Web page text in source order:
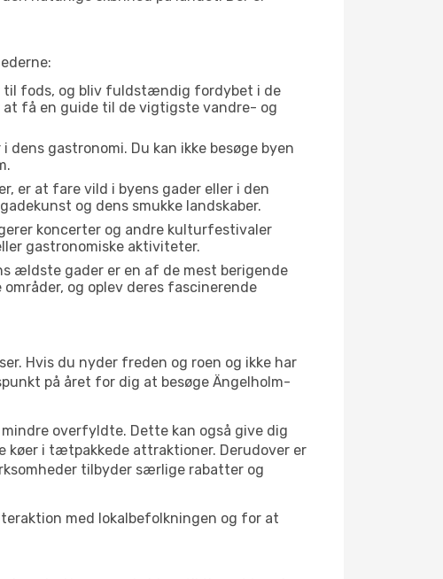
til fods, og bliv fuldstændig fordybet i de
at få en guide til de vigtigste vandre- og
gastronomi. Du kan ikke besøge byen
er at fare vild i byens gader eller i den
og dens smukke landskaber.
koncerter og andre kulturfestivaler
gastronomiske aktiviteter.
ældste gader er en af de mest berigende
og oplev deres fascinerende
Hvis du nyder freden og roen og ikke har
på året for dig at besøge Ängelholm-
overfyldte. Dette kan også give dig
køer i tætpakkede attraktioner. Derudover er
tilbyder særlige rabatter og
med lokalbefolkningen og for at